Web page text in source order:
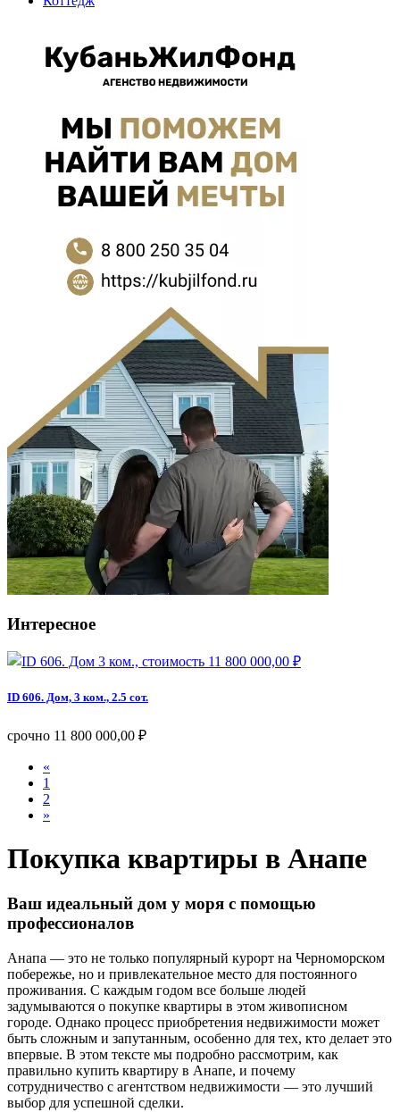
Интересное
ID 606. Дом, 3 ком., 2.5 сот.
срочно 11 800 000,00 ₽
«
1
2
»
Покупка квартиры в Анапе
Ваш идеальный дом у моря с помощью
профессионалов
Анапа — это не только популярный курорт на Черноморском
побережье, но и привлекательное место для постоянного
проживания. С каждым годом все больше людей
задумываются о покупке квартиры в этом живописном
городе. Однако процесс приобретения недвижимости может
быть сложным и запутанным, особенно для тех, кто делает это
впервые. В этом тексте мы подробно рассмотрим, как
правильно купить квартиру в Анапе, и почему
сотрудничество с агентством недвижимости — это лучший
выбор для успешной сделки.